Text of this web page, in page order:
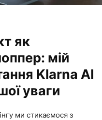
як
мій
Klarna AI
уваги
ми стикаємося з